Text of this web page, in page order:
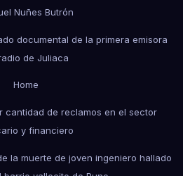
Nuñes Butrón
documental de la primera emisora
de Juliaca
Home
cantidad de reclamos en el sector
y financiero
la muerte de joven ingeniero hallado